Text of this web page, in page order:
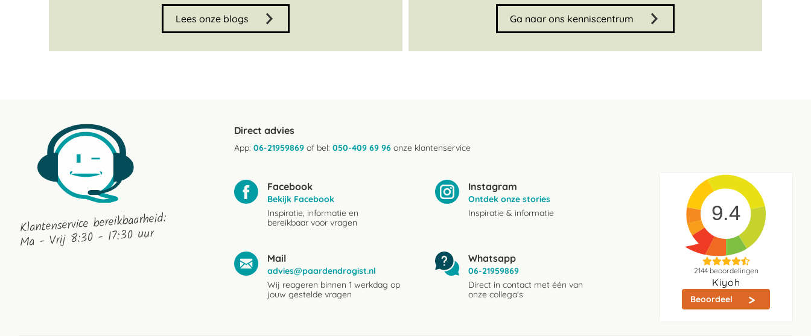
Lees onze blogs Ga naar ons kenniscentrum
Klantenservice bereikbaarheid:
Ma - Vrij 8:30 - 17:30 uur
Direct advies
App: 06-21959869 of bel: 050-409 69 96 onze klantenservice
Facebook
Bekijk Facebook
Inspiratie, informatie en
bereikbaar voor vragen
Instagram
Ontdek onze stories
Inspiratie & informatie
Mail
advies@paardendrogist.nl
Wij reageren binnen 1 werkdag op
jouw gestelde vragen
Whatsapp
06-21959869
Direct in contact met één van
onze collega's
9.4
2144beoordelingen
Kiyoh
Beoordeel